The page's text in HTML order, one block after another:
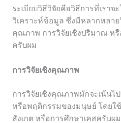
ระเบียบวิธีวิจัยคือวิธีการที่เราจ
วิเคราะห์ข้อมูล ซึ่งมีหลากหลาย
คุณภาพ การวิจัยเชิงปริมาณ ห
ครับผม
การวิจัยเชิงคุณภาพ
การวิจัยเชิงคุณภาพมักจะเน้นไ
หรือพฤติกรรมของมนุษย์ โดยใ
สังเกต หรือการศึกษาเคสครับผม